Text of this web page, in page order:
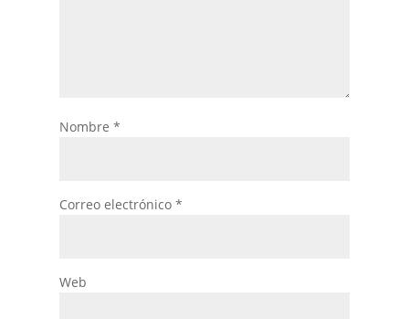
Nombre *
Correo electrónico *
Web